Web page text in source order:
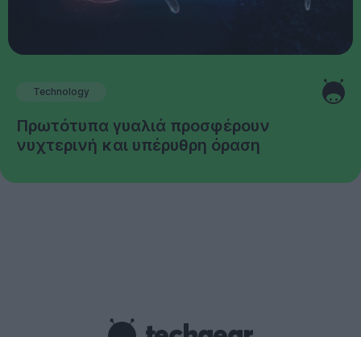
Technology
Πρωτότυπα γυαλιά προσφέρουν
νυχτερινή και υπέρυθρη όραση